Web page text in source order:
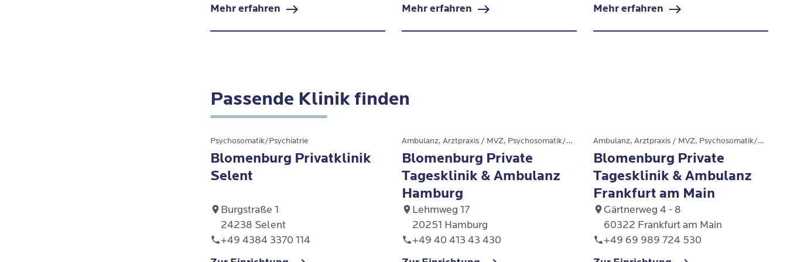
spezialisierte Ansätze wie die
Schematherapieund die
Behaviorale Therapie (DBT)an, um neue flexible Verhaltensweisen zu
Pflichtbewusstsein, können
anankastische Züge annehmen,
erschwert.
Mehr erfahren
Charaktereigenschaften die
Überhand, kann das auf eine
Mehr erfahren
Überhand im alltäglichen Leben,
kann das auf eine ängstlich-
Mehr erfahren
Passende Klinik finden
Psychosomatik/Psychiatrie
Blomenburg Privatklinik
Selent
Burgstraße 1
24238 Selent
+49 4384 3370 114
Ambulanz, Arztpraxis / MVZ, Psychosomatik/Psychiatrie
Blomenburg Private
Tagesklinik & Ambulanz
Hamburg
Lehmweg 17
20251 Hamburg
+49 40 413 43 430
Ambulanz, Arztpraxis / MVZ, Psychosomatik/Psychiatrie
Blomenburg Private
Tagesklinik & Ambulanz
Frankfurt am Main
Gärtnerweg 4 - 8
60322 Frankfurt am Main
+49 69 989 724 530